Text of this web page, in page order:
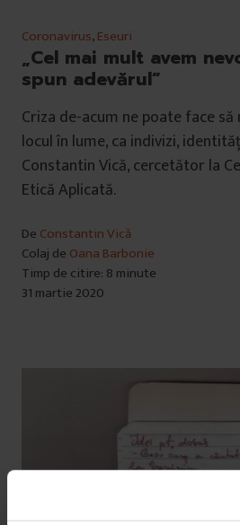
Coronavirus,Eseuri
„Cel mai mult avem
spun adevărul”
Criza de-acum ne poate face
locul în lume, ca indivizi,
Constantin Vică, cercetător la
Etică Aplicată.
De Constantin Vică
Colaj de Oana Barbonie
Timp de citire: 8 minute
31 martie 2020